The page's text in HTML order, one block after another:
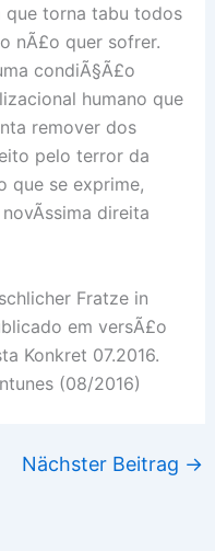
torna tabu todos
nÃ£o quer sofrer.
condiÃ§Ã£o
humano que
remover dos
pelo terror da
que se exprime,
direita
Fratze in
em versÃ£o
Konkret 07.2016.
(08/2016)
Nächster Beitrag →